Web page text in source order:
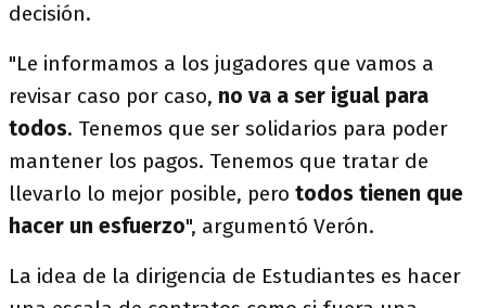
decisión.
"Le informamos a los jugadores que vamos a
revisar caso por caso, no va a ser igual para
todos. Tenemos que ser solidarios para poder
mantener los pagos. Tenemos que tratar de
llevarlo lo mejor posible, pero todos tienen que
hacer un esfuerzo", argumentó Verón.
La idea de la dirigencia de Estudiantes es hacer